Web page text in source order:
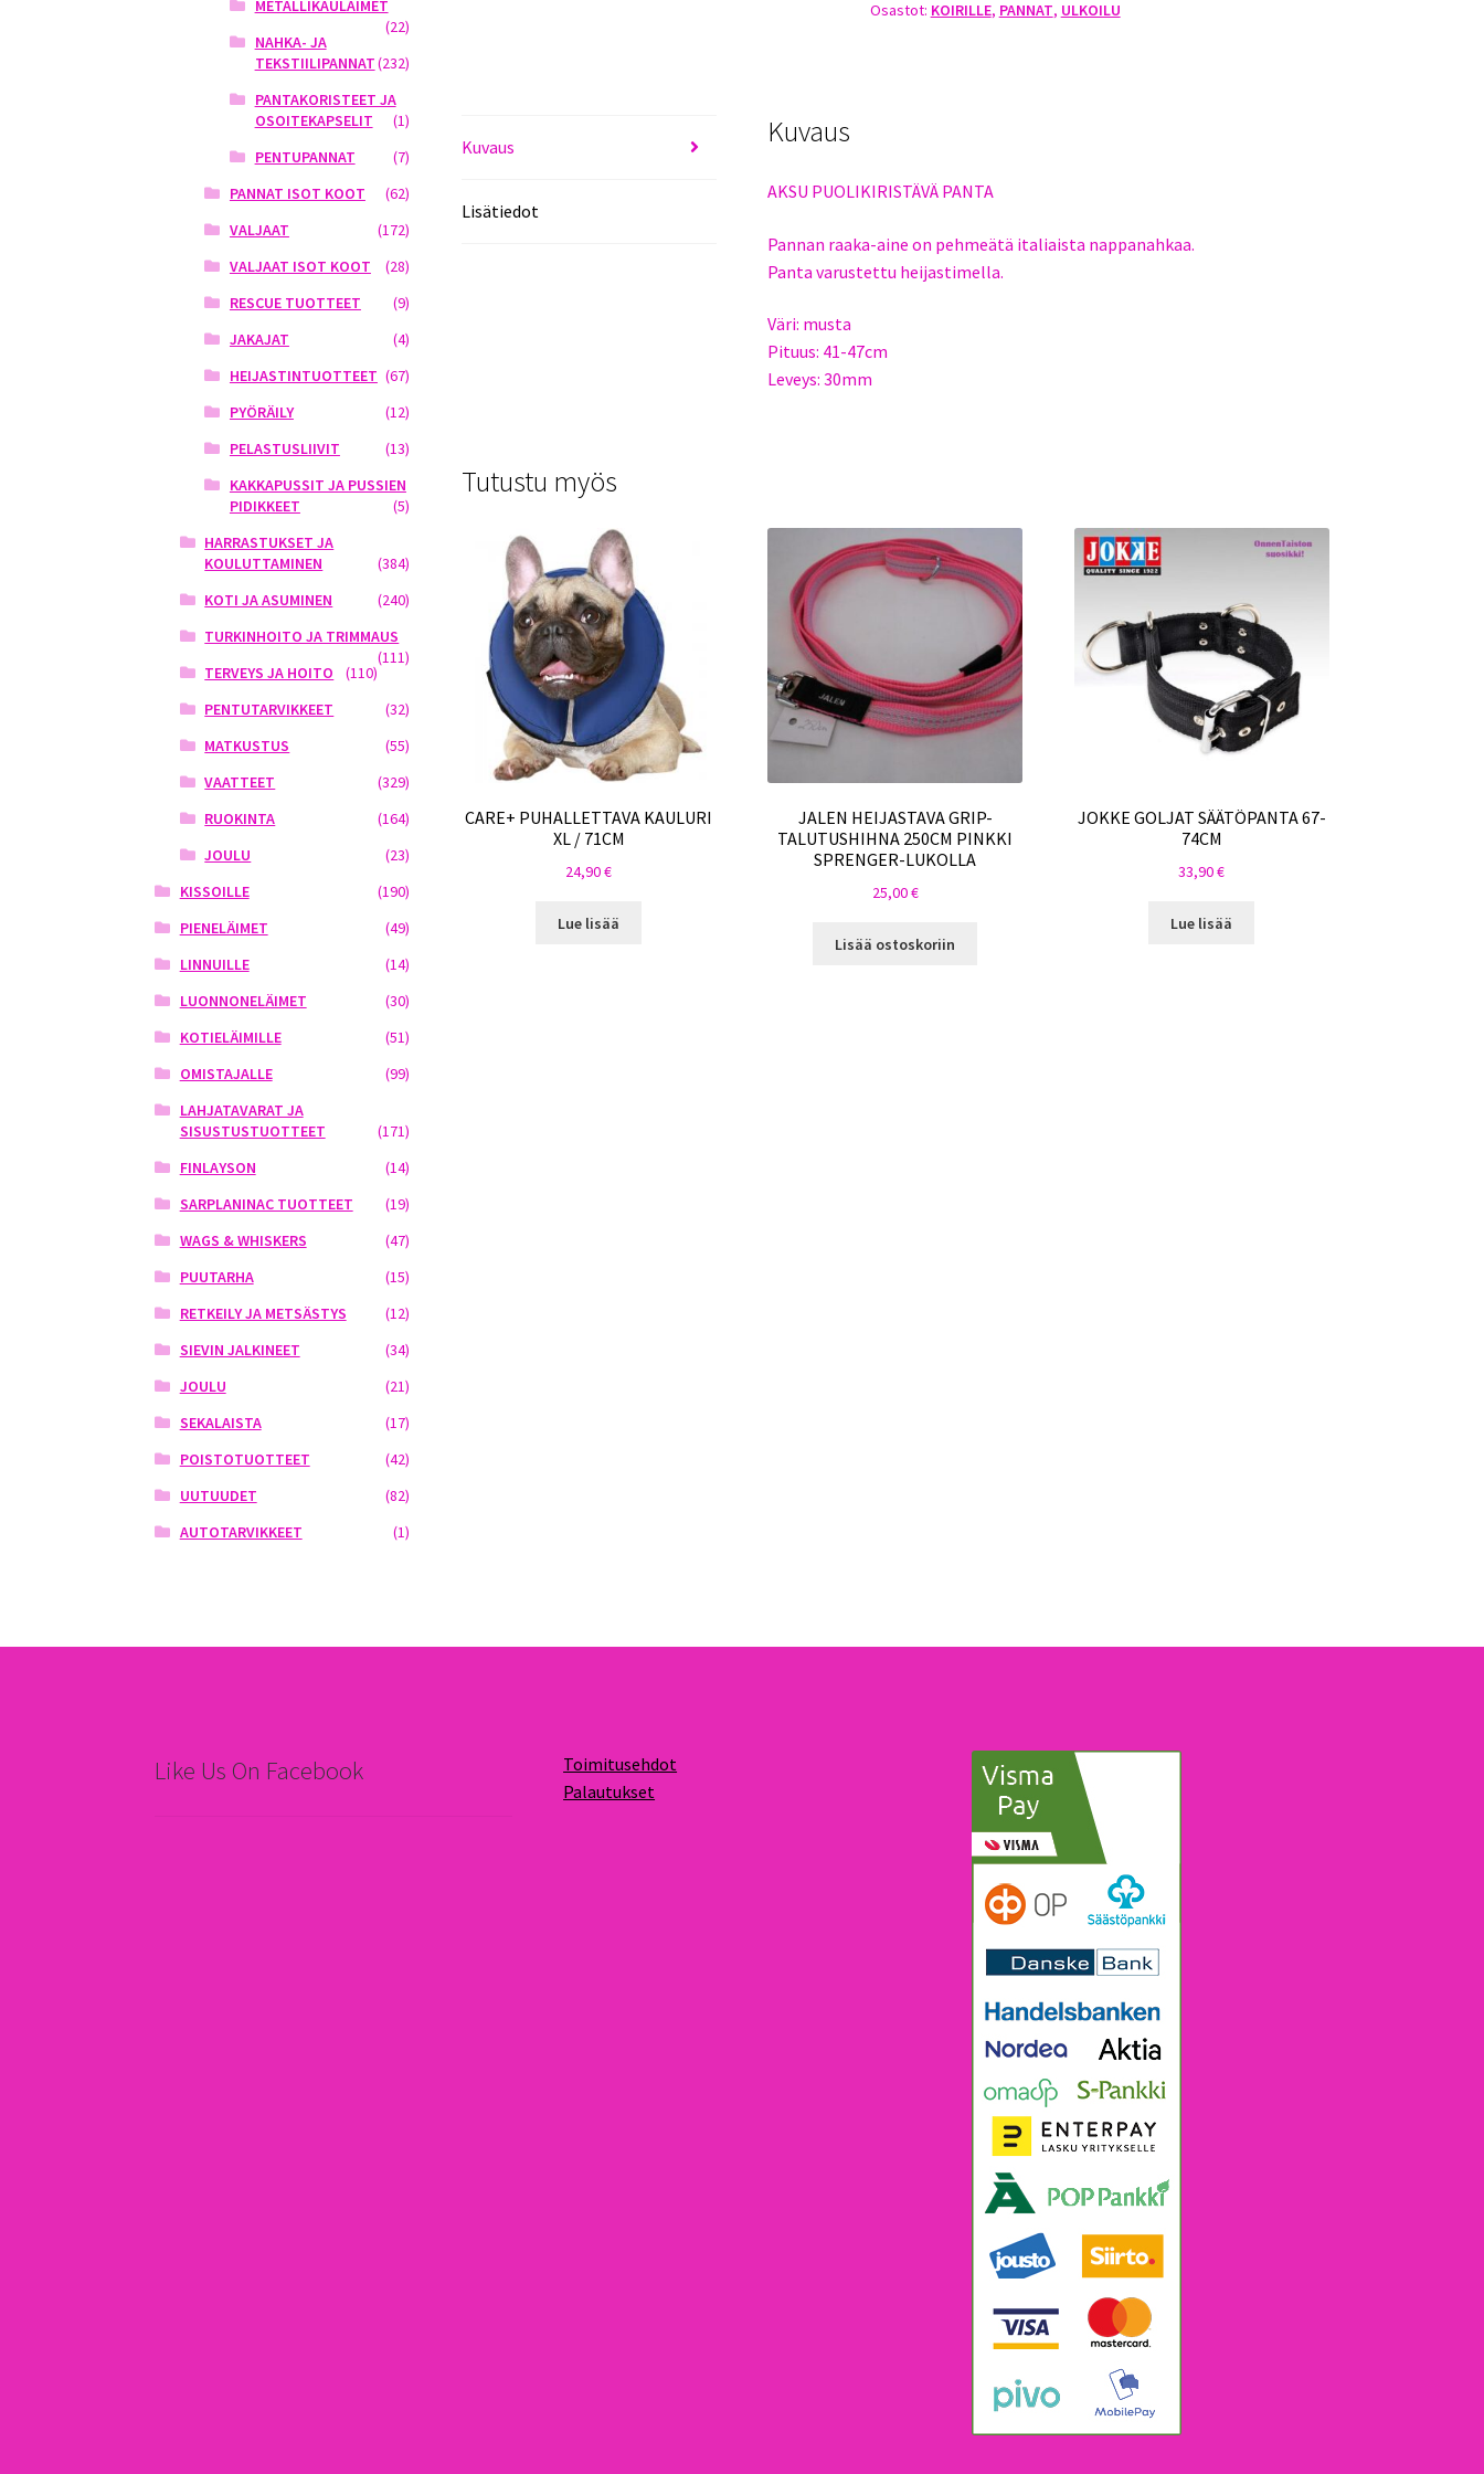
47CM
Osastot: KOIRILLE, PANNAT, ULKOILU
Kuvaus
Lisätiedot
Kuvaus
AKSU PUOLIKIRISTÄVÄ PANTA
Pannan raaka-aine on pehmeätä italiaista nappanahkaa.
Panta varustettu heijastimella.
Väri: musta
Pituus: 41-47cm
Leveys: 30mm
Tutustu myös
CARE+ PUHALLETTAVA KAULURI
XL / 71CM
24,90€
Lue lisää
JALEN HEIJASTAVA GRIP-
TALUTUSHIHNA 250CM PINKKI
SPRENGER-LUKOLLA
25,00€
Lisää ostoskoriin
JOKKE GOLJAT SÄÄTÖPANTA 67-
74CM
33,90€
Lue lisää
METALLIKAULAIMET
(22)
NAHKA- JA
TEKSTIILIPANNAT(232)
PANTAKORISTEET JA
OSOITEKAPSELIT
(1)
PENTUPANNAT
(7)
PANNAT ISOT KOOT
(62)
VALJAAT
(172)
VALJAAT ISOT KOOT
(28)
RESCUE TUOTTEET
(9)
JAKAJAT
(4)
HEIJASTINTUOTTEET (67)
PYÖRÄILY
(12)
PELASTUSLIIVIT
(13)
KAKKAPUSSIT JA PUSSIEN
PIDIKKEET
(5)
HARRASTUKSET JA
KOULUTTAMINEN
(384)
KOTI JA ASUMINEN
(240)
TURKINHOITO JA TRIMMAUS
(111)
TERVEYS JA HOITO
(110)
PENTUTARVIKKEET
(32)
MATKUSTUS
(55)
VAATTEET
(329)
RUOKINTA
(164)
JOULU
(23)
KISSOILLE
(190)
PIENELÄIMET
(49)
LINNUILLE
(14)
LUONNONELÄIMET
(30)
KOTIELÄIMILLE
(51)
OMISTAJALLE
(99)
LAHJATAVARAT JA
SISUSTUSTUOTTEET
(171)
FINLAYSON
(14)
SARPLANINAC TUOTTEET
(19)
WAGS & WHISKERS
(47)
PUUTARHA
(15)
RETKEILY JA METSÄSTYS
(12)
SIEVIN JALKINEET
(34)
JOULU
(21)
SEKALAISTA
(17)
POISTOTUOTTEET
(42)
UUTUUDET
(82)
AUTOTARVIKKEET
(1)
Like Us On Facebook
Toimitusehdot
Palautukset